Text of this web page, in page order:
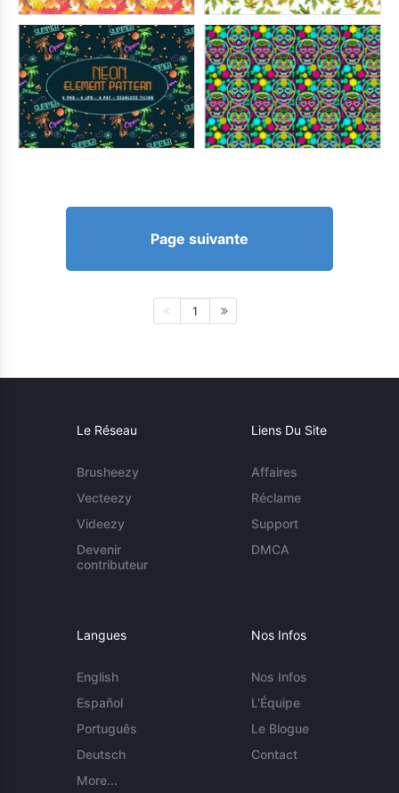
Page suivante
1
Le Réseau
Brusheezy
Vecteezy
Videezy
Devenir
contributeur
Liens Du Site
Affaires
Réclame
Support
DMCA
Langues
English
Español
Português
Deutsch
More...
Nos Infos
Nos Infos
L'Équipe
Le Blogue
Contact